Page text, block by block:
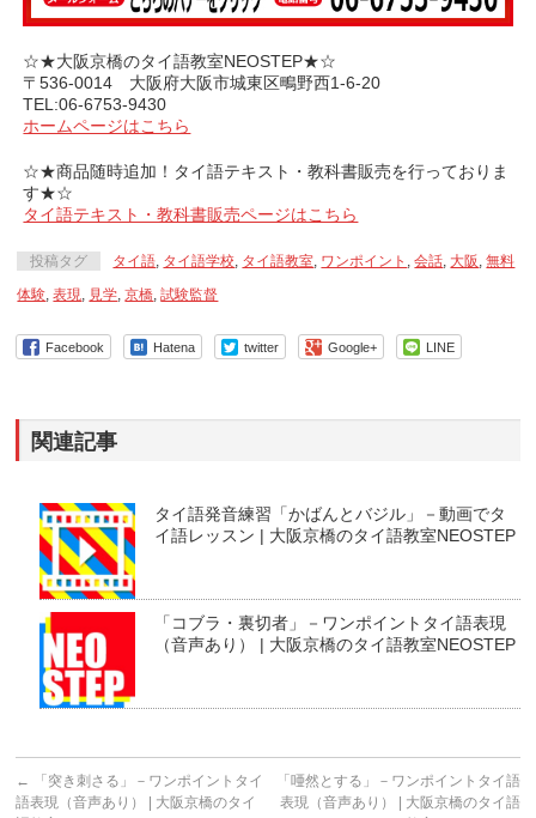
☆★大阪京橋のタイ語教室NEOSTEP★☆
〒536-0014 大阪府大阪市城東区鴫野西1-6-20
TEL:06-6753-9430
ホームページはこちら
☆★商品随時追加！タイ語テキスト・教科書販売を行っておりま
す★☆
タイ語テキスト・教科書販売ページはこちら
投稿タグ タイ語 タイ語学校 タイ語教室 ワンポイント ,会話 大阪 ,無料
体験 ,表現 見学 ,京橋 ,試験監督
Facebook Hatena twitter Google+ LINE
関連記事
タイ語発音練習「かばんとバジル」－動画でタ
イ語レッスン | 大阪京橋のタイ語教室NEOSTEP
「コブラ・裏切者」－ワンポイントタイ語表現
（音声あり） | 大阪京橋のタイ語教室NEOSTEP
←
「突き刺さる」－ワンポイントタイ
語表現（音声あり） | 大阪京橋のタイ
「唖然とする」－ワンポイントタイ語
表現（音声あり） | 大阪京橋のタイ語